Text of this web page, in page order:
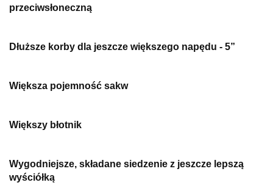
przeciwsłoneczną
Dłuższe korby dla jeszcze większego napędu - 5”
Większa pojemność sakw
Większy błotnik
Wygodniejsze, składane siedzenie z jeszcze lepszą
wyściółką